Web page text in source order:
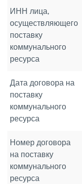
ИНН лица,
осуществляющего
поставку
коммунального
ресурса
Дата договора на
поставку
коммунального
ресурса
Номер договора
на поставку
коммунального
ресурса